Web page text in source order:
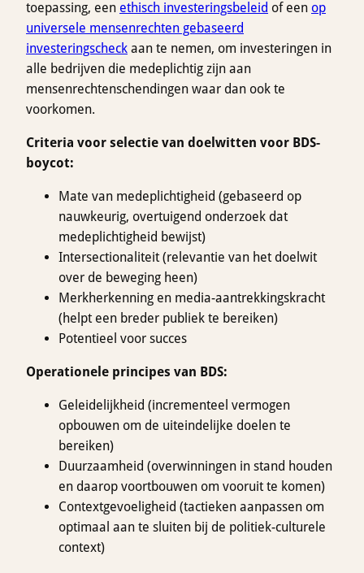
toepassing, een ethisch investeringsbeleid of een op
universele mensenrechten gebaseerd
investeringscheck aan te nemen, om investeringen in
alle bedrijven die medeplichtig zijn aan
mensenrechtenschendingen waar dan ook te
voorkomen.
Criteria voor selectie van doelwitten voor BDS-
boycot:
Mate van medeplichtigheid (gebaseerd op
nauwkeurig, overtuigend onderzoek dat
medeplichtigheid bewijst)
Intersectionaliteit (relevantie van het doelwit
over de beweging heen)
Merkherkenning en media-aantrekkingskracht
(helpt een breder publiek te bereiken)
Potentieel voor succes
Operationele principes van BDS:
Geleidelijkheid (incrementeel vermogen
opbouwen om de uiteindelijke doelen te
bereiken)
Duurzaamheid (overwinningen in stand houden
en daarop voortbouwen om vooruit te komen)
Contextgevoeligheid (tactieken aanpassen om
optimaal aan te sluiten bij de politiek-culturele
context)